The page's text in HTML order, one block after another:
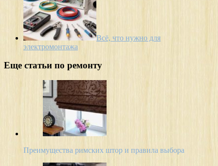
Всё, что нужно для
электромонтажа
Еще статьи по ремонту
Преимущества римских штор и правила выбора